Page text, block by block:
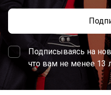
Подписываясь на
что вам не менее 13